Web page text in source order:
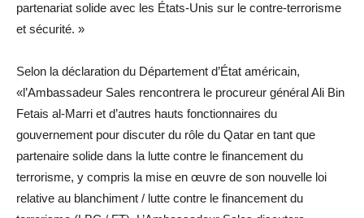
partenariat solide avec les États-Unis sur le contre-terrorisme
et sécurité. »
Selon la déclaration du Département d’État américain,
«l’Ambassadeur Sales rencontrera le procureur général Ali Bin
Fetais al-Marri et d’autres hauts fonctionnaires du
gouvernement pour discuter du rôle du Qatar en tant que
partenaire solide dans la lutte contre le financement du
terrorisme, y compris la mise en œuvre de son nouvelle loi
relative au blanchiment / lutte contre le financement du